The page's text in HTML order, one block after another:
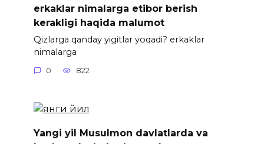
erkaklar nimalarga etibor berish
kerakligi haqida malumot
Qizlarga qanday yigitlar yoqadi? erkaklar
nimalarga
0 822
Yangi yil Musulmon davlatlarda va